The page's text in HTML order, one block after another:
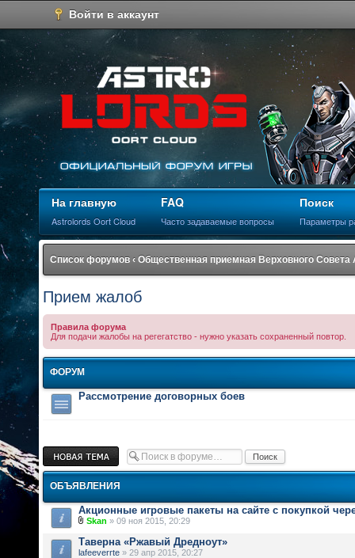
Войти в аккаунт
На главную
Astrolords Oort Cloud
FAQ
Часто задаваемые вопросы
Поиск
Параметры
Список форумов ‹ Общественная приемная Верховного Совета
Прием жалоб
Правила форума
Для подачи жалобы на регегатство - нужно указать сохраненный повтор.
ФОРУМ
Рассмотрение договорных боев
Новая тема
ОБЪЯВЛЕНИЯ
Акционные игровые пакеты на сайте с покупкой
Skan » 09 ноя 2015, 20:29
Таверна «Ржавый Дредноут»
lafeeverrte » 29 апр 2015, 20:27